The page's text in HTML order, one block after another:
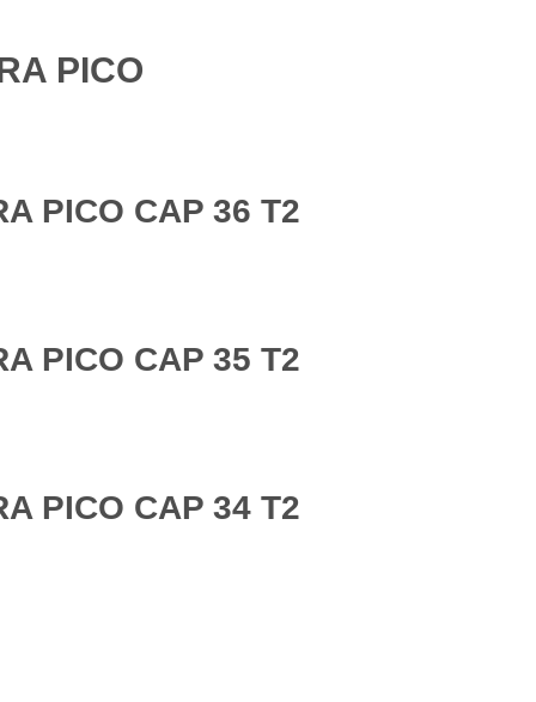
PICO
PICO CAP 36 T2
PICO CAP 35 T2
PICO CAP 34 T2